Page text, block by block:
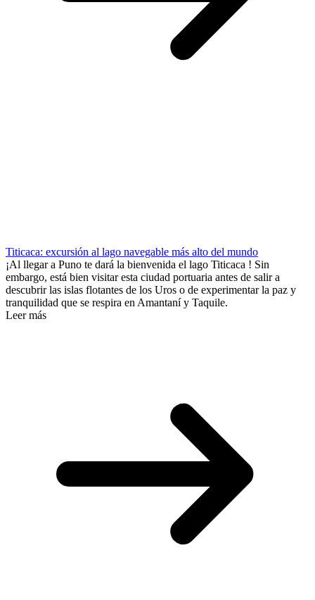
Titicaca: excursión al lago navegable más alto del mundo
¡Al llegar a Puno te dará la bienvenida el lago Titicaca ! Sin
embargo, está bien visitar esta ciudad portuaria antes de salir a
descubrir las islas flotantes de los Uros o de experimentar la paz y
tranquilidad que se respira en Amantaní y Taquile.
Leer más